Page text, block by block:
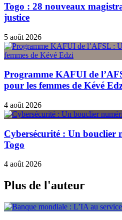
Togo : 28 nouveaux
justice
5 août 2026
Programme KAFUI de
pour les femmes de Kévé
4 août 2026
Cybersécurité : Un bouclier
Togo
4 août 2026
Plus de l'auteur